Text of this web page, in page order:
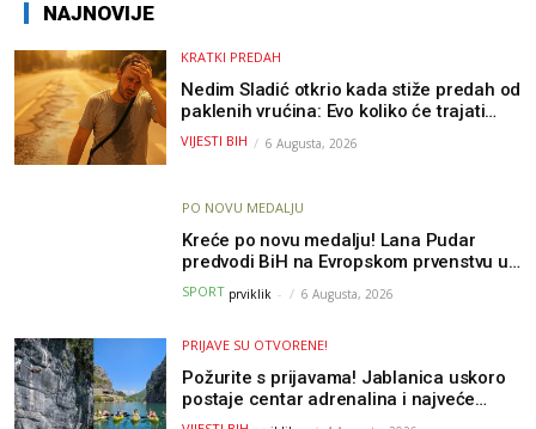
NAJNOVIJE
KRATKI PREDAH
Nedim Sladić otkrio kada stiže predah od
paklenih vrućina: Evo koliko će trajati
osvježenje u BiH
VIJESTI BIH 6 Augusta, 2026
PO NOVU MEDALJU
Kreće po novu medalju! Lana Pudar
predvodi BiH na Evropskom prvenstvu u
Parizu
SPORT prviklik - 6 Augusta, 2026
PRIJAVE SU OTVORENE!
Požurite s prijavama! Jablanica uskoro
postaje centar adrenalina i najveće
outdoor avanture ovog ljeta